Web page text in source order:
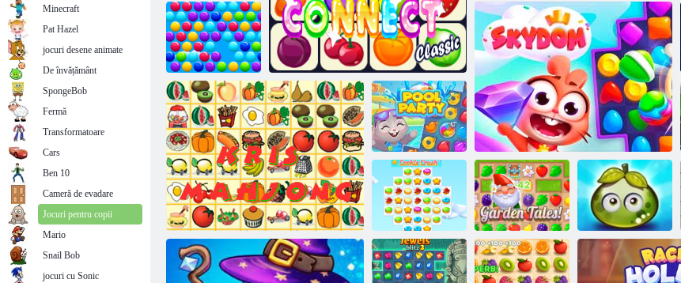
Linii magice Aqua Blitz 2
Pădure cu bule
Onet Connect
Bucătărie
Mahjong
Domino Clasic
Bule inteligente
Petrecere la
piscina
Povești de
Aventura fructe
de padure
Minecraft
Pat Hazel
jocuri desene animate
De învățământ
SpongeBob
Fermă
Transformatoare
Cars
Ben 10
Cameră de evadare
Jocuri pentru copii
Mario
Snail Bob
jocuri cu Sonic